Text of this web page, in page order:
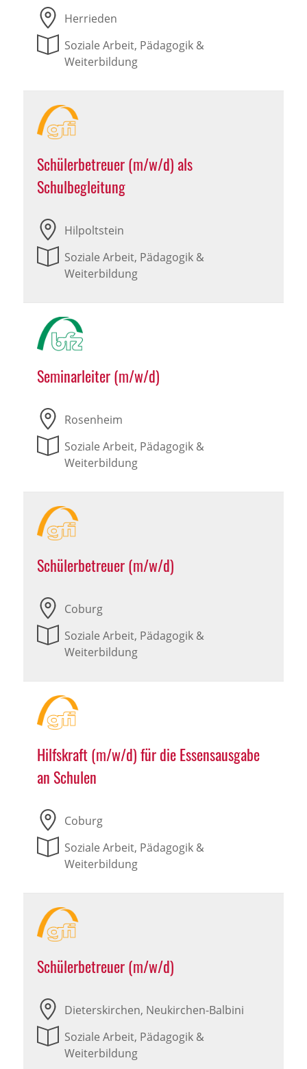
Herrieden
Soziale Arbeit, Pädagogik &
Weiterbildung
Schülerbetreuer (m/w/d) als
Schulbegleitung
Hilpoltstein
Soziale Arbeit, Pädagogik &
Weiterbildung
Seminarleiter (m/w/d)
Rosenheim
Soziale Arbeit, Pädagogik &
Weiterbildung
Schülerbetreuer (m/w/d)
Coburg
Soziale Arbeit, Pädagogik &
Weiterbildung
Hilfskraft (m/w/d) für die Essensausgabe
an Schulen
Coburg
Soziale Arbeit, Pädagogik &
Weiterbildung
Schülerbetreuer (m/w/d)
Dieterskirchen, Neukirchen-Balbini
Soziale Arbeit, Pädagogik &
Weiterbildung